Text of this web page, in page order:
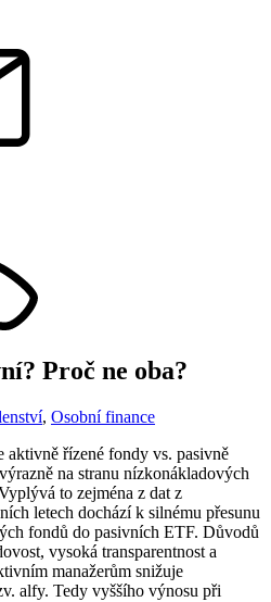
Proč ne oba?
, Osobní finance
aktivně řízené fondy vs. pasivně
na stranu nízkonákladových
to zejména z dat z
letech dochází k silnému přesunu
fondů do pasivních ETF. Důvodů
vysoká transparentnost a
manažerům snižuje
alfy. Tedy vyššího výnosu při